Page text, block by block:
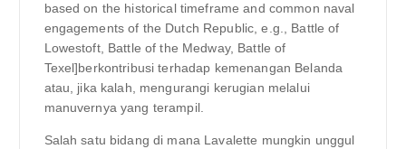
based on the historical timeframe and common naval
engagements of the Dutch Republic, e.g., Battle of
Lowestoft, Battle of the Medway, Battle of
Texel]berkontribusi terhadap kemenangan Belanda
atau, jika kalah, mengurangi kerugian melalui
manuvernya yang terampil.
Salah satu bidang di mana Lavalette mungkin unggul